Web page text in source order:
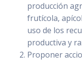
producción
frutícola,
uso de los
productiva y
Proponer